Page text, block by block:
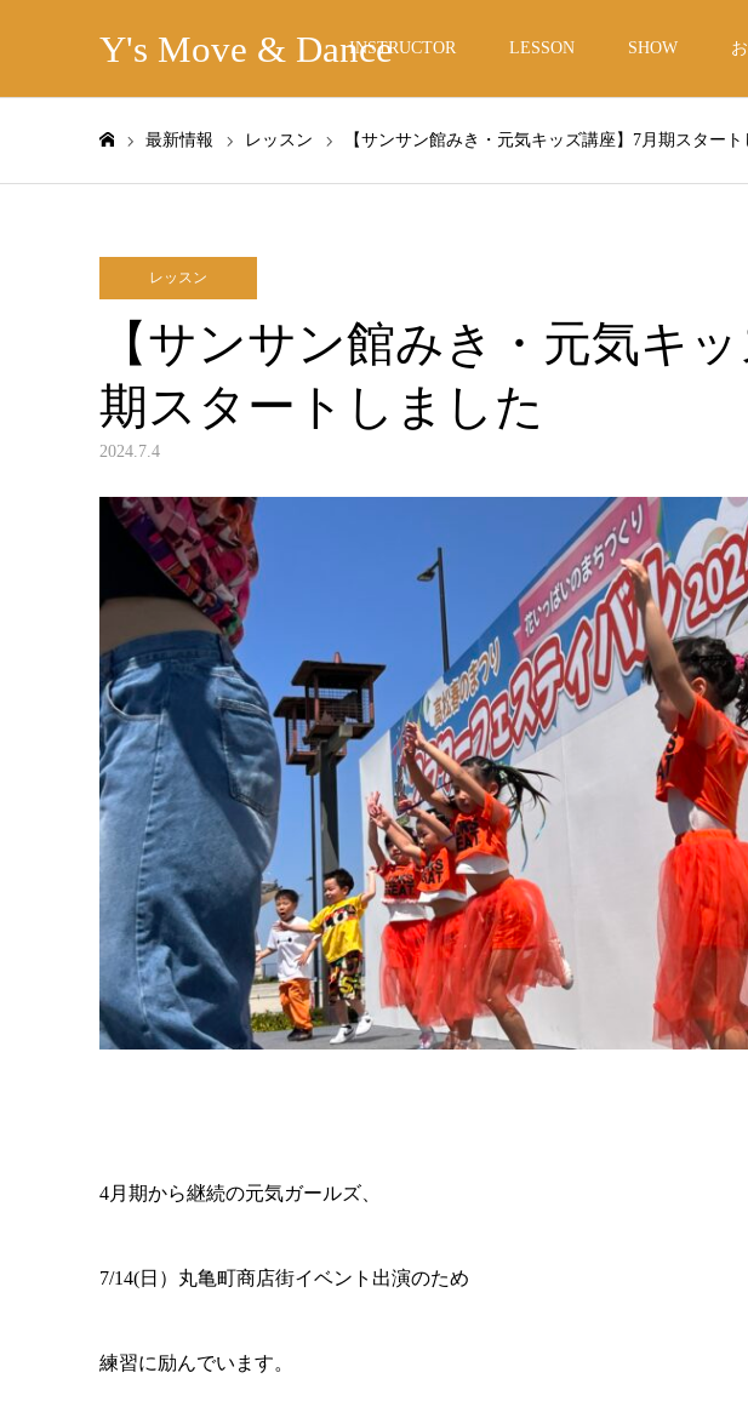
Y's Move & DanceINSTRUCTOR LESSON SHOW
最新情報 レッスン 【サンサン館みき・元気キッズ講座】7月期スタート
レッスン
【サンサン館みき・元気キ
期スタートしました
2024.7.4
4月期から継続の元気ガールズ、
7/14(日）丸亀町商店街イベント出演のため
練習に励んでいます。